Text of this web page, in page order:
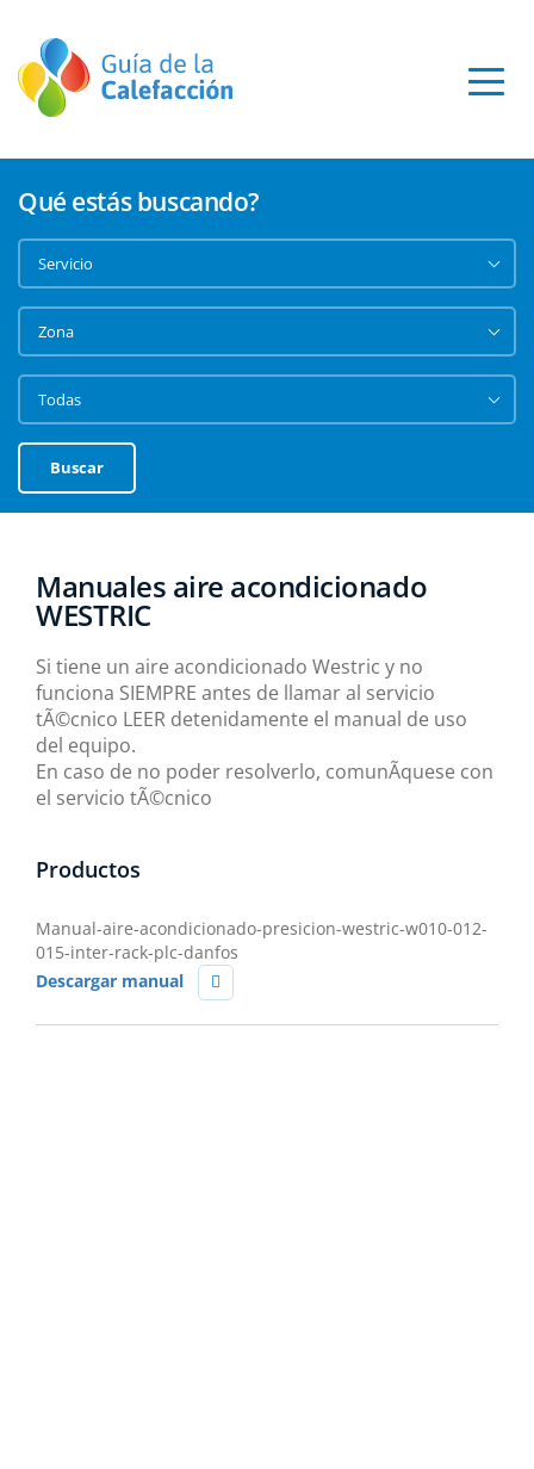
Qué estás buscando?
Buscar
Manuales aire acondicionado
WESTRIC
Si tiene un aire acondicionado Westric y no
funciona SIEMPRE antes de llamar al servicio
tÃ©cnico LEER detenidamente el manual de uso
del equipo.
En caso de no poder resolverlo, comunÃ­quese con
el servicio tÃ©cnico
Productos
Manual-aire-acondicionado-presicion-westric-w010-012-
015-inter-rack-plc-danfos
Descargar manual